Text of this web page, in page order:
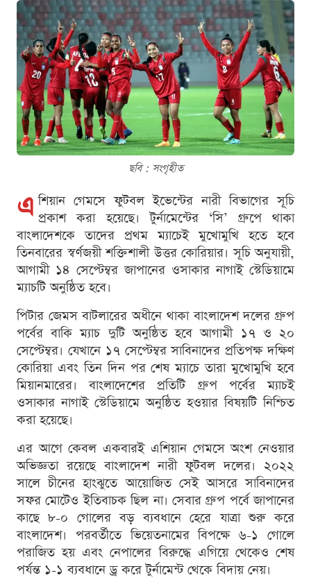
ছবি : সংগৃহীত
এ শিয়ান গেমসে ফুটবল ইভেন্টের নারী বিভাগের সূচি
প্রকাশ করা হয়েছে। টুর্নামেন্টের ‘সি’ গ্রুপে থাকা
বাংলাদেশকে তাদের প্রথম ম্যাচেই মুখোমুখি হতে হবে
তিনবারের স্বর্ণজয়ী শক্তিশালী উত্তর কোরিয়ার। সূচি অনুযায়ী,
আগামী ১৪ সেপ্টেম্বর জাপানের ওসাকার নাগাই স্টেডিয়ামে
ম্যাচটি অনুষ্ঠিত হবে।
পিটার জেমস বাটলারের অধীনে থাকা বাংলাদেশ দলের গ্রুপ
পর্বের বাকি ম্যাচ দুটি অনুষ্ঠিত হবে আগামী ১৭ ও ২০
সেপ্টেম্বর। যেখানে ১৭ সেপ্টেম্বর সাবিনাদের প্রতিপক্ষ দক্ষিণ
কোরিয়া এবং তিন দিন পর শেষ ম্যাচে তারা মুখোমুখি হবে
মিয়ানমারের। বাংলাদেশের প্রতিটি গ্রুপ পর্বের ম্যাচই
ওসাকার নাগাই স্টেডিয়ামে অনুষ্ঠিত হওয়ার বিষয়টি নিশ্চিত
করা হয়েছে।
এর আগে কেবল একবারই এশিয়ান গেমসে অংশ নেওয়ার
অভিজ্ঞতা রয়েছে বাংলাদেশ নারী ফুটবল দলের। ২০২২
সালে চীনের হাংঝুতে আয়োজিত সেই আসরে সাবিনাদের
সফর মোটেও ইতিবাচক ছিল না। সেবার গ্রুপ পর্বে জাপানের
কাছে ৮-০ গোলের বড় ব্যবধানে হেরে যাত্রা শুরু করে
বাংলাদেশ। পরবর্তীতে ভিয়েতনামের বিপক্ষে ৬-১ গোলে
পরাজিত হয় এবং নেপালের বিরুদ্ধে এগিয়ে থেকেও শেষ
পর্যন্ত ১-১ ব্যবধানে ড্র করে টুর্নামেন্ট থেকে বিদায় নেয়।